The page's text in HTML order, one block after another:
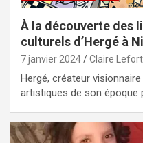
À la découverte des
culturels d’Hergé à
7 janvier 2024 Claire Lefort
Hergé, créateur
artistiques de son